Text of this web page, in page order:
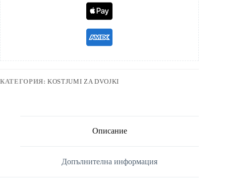
КАТЕГОРИЯ:KOSTJUMI ZA DVOJKI
Описание
Допълнителна информация